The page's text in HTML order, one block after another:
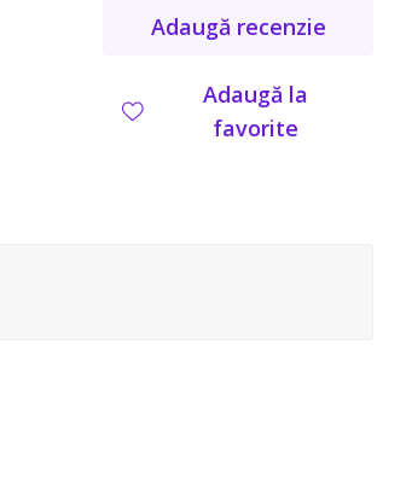
Adaugă recenzie
Adaugă la
favorite